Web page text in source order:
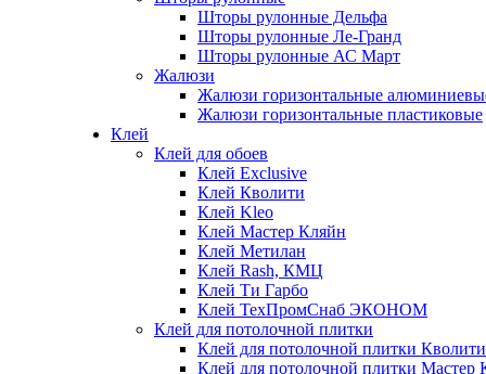
Шторы рулонные Дельфа
Шторы рулонные Ле-Гранд
Шторы рулонные АС Март
Жалюзи
Жалюзи горизонтальные
Жалюзи горизонтальные пластиковые
Клей
Клей для обоев
Клей Exclusive
Клей Кволити
Клей Kleo
Клей Мастер Кляйн
Клей Метилан
Клей Rash, КМЦ
Клей Ти Гарбо
Клей ТехПромСнаб ЭКОНОМ
Клей для потолочной плитки
Клей для потолочной плитки Кволити
Клей для потолочной плитки Мастер